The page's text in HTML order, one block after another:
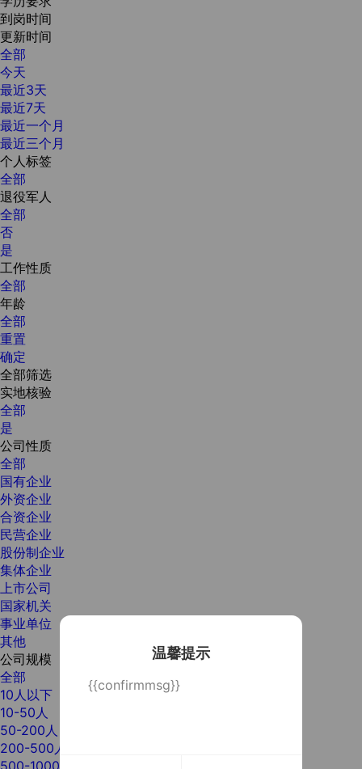
温馨提示
{{confirmmsg}}
到岗时间
更新时间
全部
今天
最近3天
最近7天
最近一个月
最近三个月
个人标签
全部
退役军人
全部
否
是
工作性质
全部
年龄
全部
重置
确定
全部筛选
实地核验
全部
是
公司性质
全部
国有企业
外资企业
合资企业
民营企业
股份制企业
集体企业
上市公司
国家机关
事业单位
其他
公司规模
全部
10人以下
10-50人
50-200人
200-500人
500-1000人